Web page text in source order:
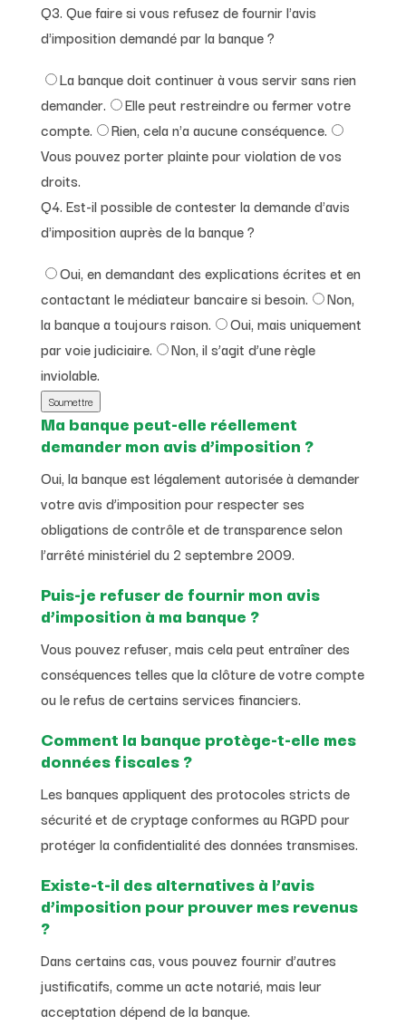
Q3. Que faire si vous refusez de fournir l'avis
d'imposition demandé par la banque ?
La banque doit continuer à vous servir sans rien
demander.
Elle peut restreindre ou fermer votre
compte.
Rien, cela n'a aucune conséquence.
Vous pouvez porter plainte pour violation de vos
droits.
Q4. Est-il possible de contester la demande d'avis
d'imposition auprès de la banque ?
Oui, en demandant des explications écrites et en
contactant le médiateur bancaire si besoin.
Non,
la banque a toujours raison.
Oui, mais uniquement
par voie judiciaire.
Non, il s’agit d’une règle
inviolable.
Soumettre
Ma banque peut-elle réellement
demander mon avis d’imposition ?
Oui, la banque est légalement autorisée à demander
votre avis d’imposition pour respecter ses
obligations de contrôle et de transparence selon
l’arrêté ministériel du 2 septembre 2009.
Puis-je refuser de fournir mon avis
d’imposition à ma banque ?
Vous pouvez refuser, mais cela peut entraîner des
conséquences telles que la clôture de votre compte
ou le refus de certains services financiers.
Comment la banque protège-t-elle mes
données fiscales ?
Les banques appliquent des protocoles stricts de
sécurité et de cryptage conformes au RGPD pour
protéger la confidentialité des données transmises.
Existe-t-il des alternatives à l’avis
d’imposition pour prouver mes revenus
?
Dans certains cas, vous pouvez fournir d’autres
justificatifs, comme un acte notarié, mais leur
acceptation dépend de la banque.